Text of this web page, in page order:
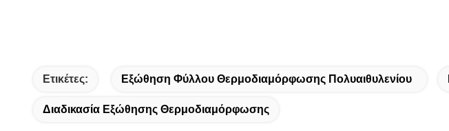
Ετικέτες: Εξώθηση Φύλλου Θερμοδιαμόρφωσης Πολυαιθυλενίου
Διαδικασία Εξώθησης Θερμοδιαμόρφωσης